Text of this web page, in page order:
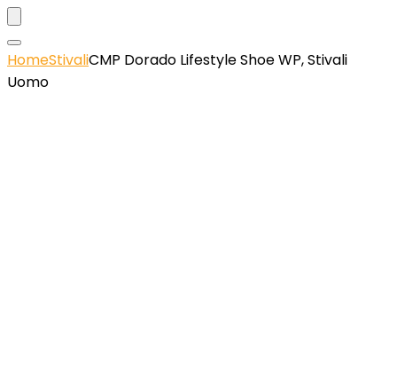
HomeStivaliCMP Dorado Lifestyle Shoe WP, Stivali
Uomo